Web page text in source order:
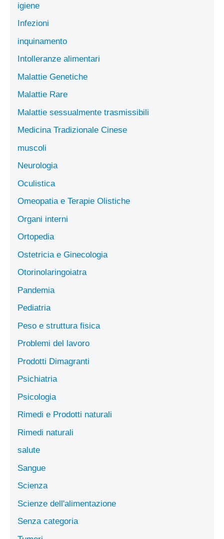
igiene
Infezioni
inquinamento
Intolleranze alimentari
Malattie Genetiche
Malattie Rare
Malattie sessualmente trasmissibili
Medicina Tradizionale Cinese
muscoli
Neurologia
Oculistica
Omeopatia e Terapie Olistiche
Organi interni
Ortopedia
Ostetricia e Ginecologia
Otorinolaringoiatra
Pandemia
Pediatria
Peso e struttura fisica
Problemi del lavoro
Prodotti Dimagranti
Psichiatria
Psicologia
Rimedi e Prodotti naturali
Rimedi naturali
salute
Sangue
Scienza
Scienze dell'alimentazione
Senza categoria